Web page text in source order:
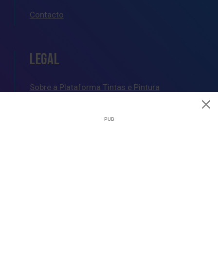
Contacto
LEGAL
Sobre a Plataforma Tintas e Pintura